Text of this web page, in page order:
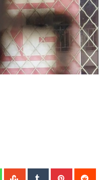
WhatsappStumbleUpon
Tumblr Pinterest